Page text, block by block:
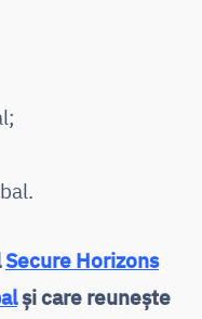
Secure Horizons
și care reunește